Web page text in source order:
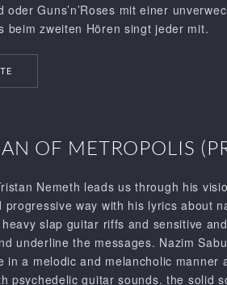
oder Guns’n’Roses mit einer
beim zweiten Hören singt jeder mit.
OF METROPOLIS
Nemeth leads us through his
progressive way with his lyrics about
slap guitar riffs and sensitive
underline the messages. Nazim
in a melodic and melancholic manner
psychedelic guitar sounds. the solid